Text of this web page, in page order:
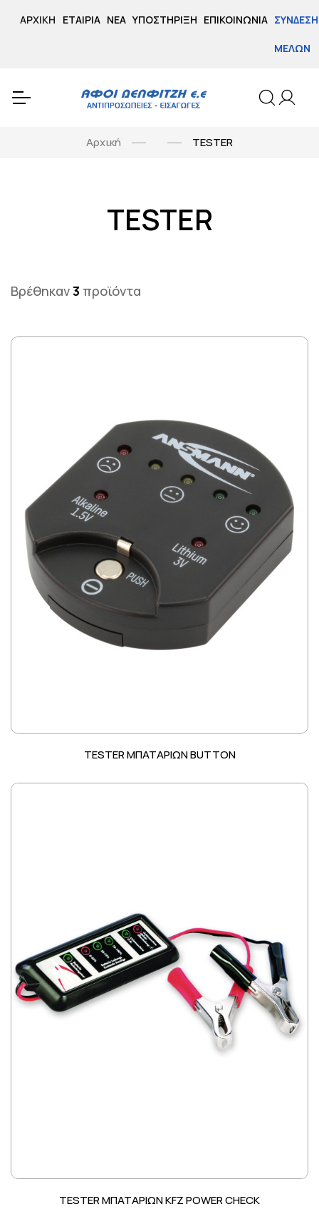
ΑΡΧΙΚΉ ΕΤΑΙΡΊΑ ΝΈΑ ΥΠΟΣΤΉΡΙΞΗ ΕΠΙΚΟΙΝΩΝΊΑ ΣΎΝΔΕΣΗ
ΜΕΛΏΝ
Αρχική TESTER
TESTER
Βρέθηκαν3 προϊόντα
TESTER ΜΠΑΤΑΡΙΩΝ BUTTON
TESTER ΜΠΑΤΑΡΙΩΝ KFZ POWER CHECK